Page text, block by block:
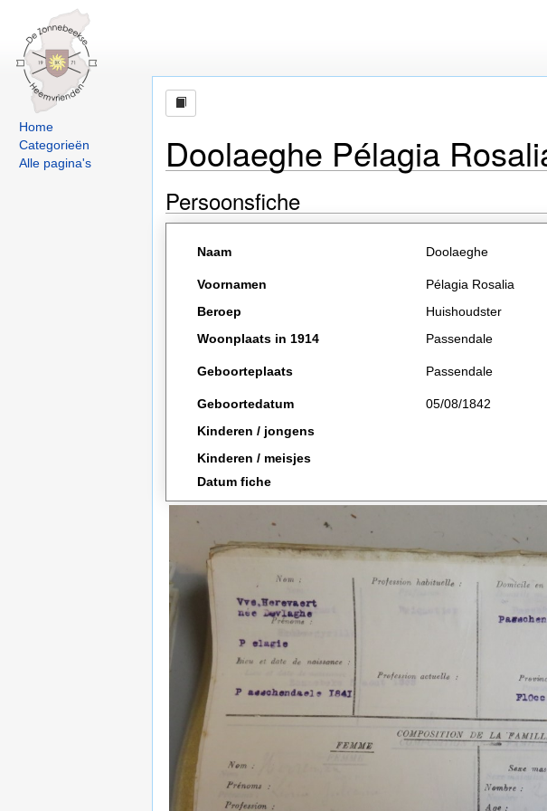
Home
Categorieën
Alle pagina's
Doolaeghe Pélagia
Persoonsfiche
Naam Doolaeghe
Voornamen
Pélagia Rosalia
Beroep
Huishoudster
Woonplaats in 1914
Passendale
Geboorteplaats Passendale
Geboortedatum
05/08/1842
Kinderen / jongens
Kinderen / meisjes
Datum fiche